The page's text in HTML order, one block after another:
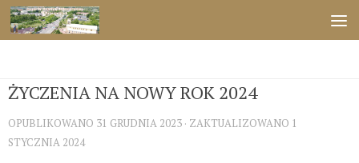
Przejdź do treści
ŻYCZENIA NA NOWY ROK 2024
OPUBLIKOWANO 31 GRUDNIA 2023 · ZAKTUALIZOWANO 1
STYCZNIA 2024